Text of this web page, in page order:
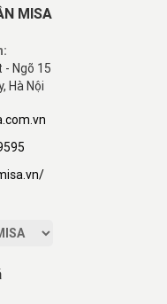
MISA
Ngõ 15
Hà Nội